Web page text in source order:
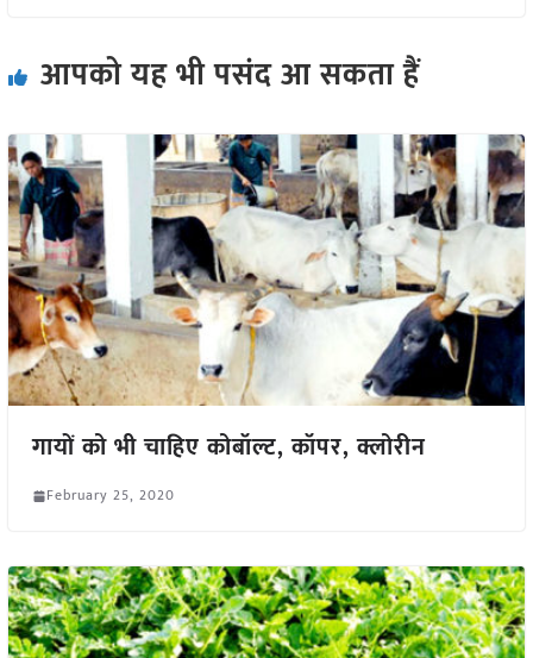
आपको यह भी पसंद आ सकता हैं
गायों को भी चाहिए कोबॉल्ट, कॉपर, क्लोरीन
February 25, 2020